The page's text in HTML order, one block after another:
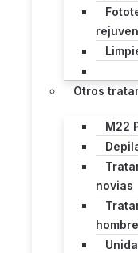
Otros
M22
novias